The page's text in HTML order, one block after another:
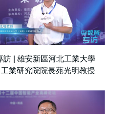
訪 | 雄安新區河北工業大學
業研究院院長苑光明教授